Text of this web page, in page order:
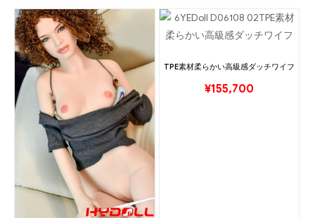
TPE素材柔らかい高級感ダッチワイフ
¥155,700